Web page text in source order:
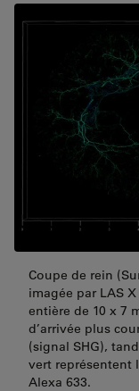
Coupe de rein
imagée par LAS
entière de 10 x 7
d’arrivée plus
(signal SHG),
vert représentent
Alexa 633.